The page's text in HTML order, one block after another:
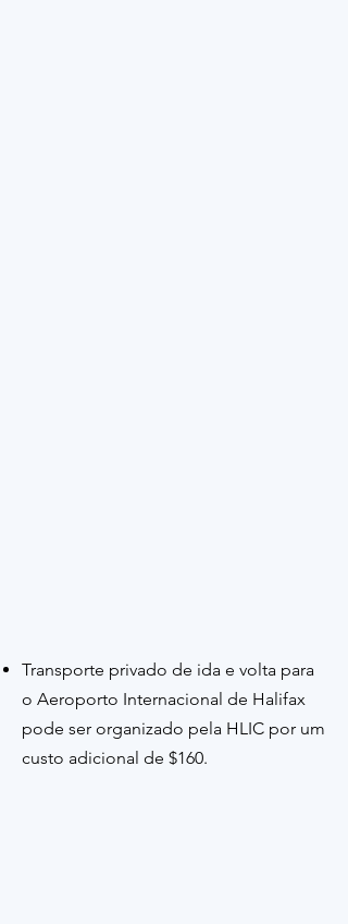
Transporte privado de ida e volta para
o Aeroporto Internacional de Halifax
pode ser organizado pela HLIC por um
custo adicional de $160.